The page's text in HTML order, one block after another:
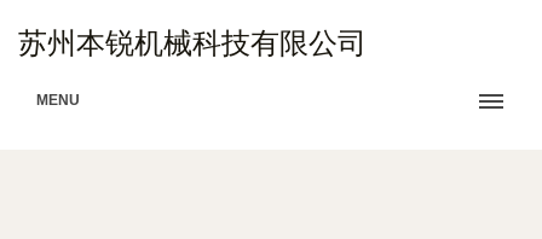
苏州本锐机械科技有限公司
MENU